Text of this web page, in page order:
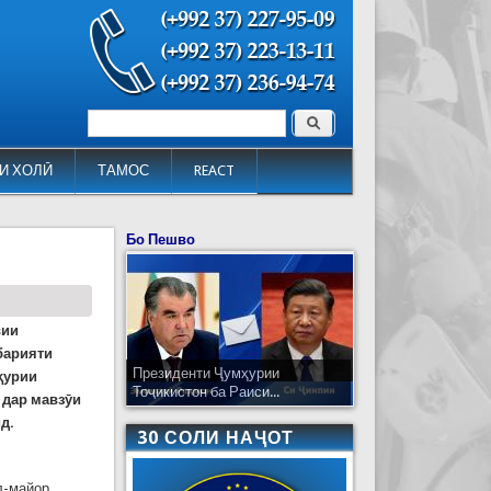
ХОЛӢ ТАМОС REACT
Форма поиска Поиск
мавзӯи
Бо Пешво
Президенти Ҷумҳурии
Тоҷикистон ба Раиси...
30 СОЛИ НАҶОТ